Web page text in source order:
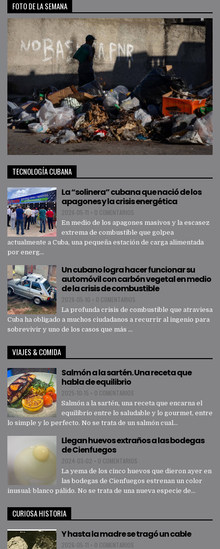
FOTO DE LA SEMANA
TECNOLOGÍA CUBANA
La “solinera” cubana que nació de los
apagones y la crisis energética
2026-05-11 • 0 COMENTARIOS
En medio de los apagones masivos y la escasez
extrema de combustible que golpea
actualmente a Cuba, una pequeña estación de carga alimentada
por energ...
Un cubano logra hacer funcionar su
automóvil con carbón vegetal en medio
de la crisis de combustible
2026-05-10 • 0 COMENTARIOS
La profunda crisis de combustible que atraviesa
Cuba ha obligado a muchos ciudadanos a recurrir al ingenio para
sobrevivir y uno de los casos que más ...
VIAJES & COMIDA
Salmón a la sartén. Una receta que
habla de equilibrio
2025-10-15 • 0 COMENTARIOS
Salmón a la sartén, una receta que encarna el
equilibrio entre lo saludable y lo gourmet, entre
lo simple y lo perfecto. No se trata de un salmón cual...
Llegan huevos extraños a las bodegas
de Cienfuegos
2024-03-02 • 0 COMENTARIOS
La yema de los cinco huevos que dieron ayer en
las bodegas de Cienfuegos estrenan un color
inusual: blanco pálido. No se trata de una nueva especie de...
CURIOSA HISTORIA
Y hasta la madre se tragó un cable
2026-05-11 • 0 COMENTARIOS